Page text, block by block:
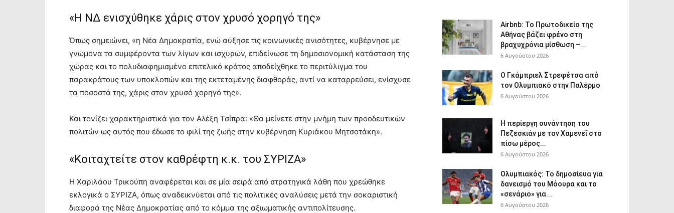
«Η ΝΔ ενισχύθηκε χάρις στον χρυσό χορηγό της»
Όπως σημειώνει, «η Νέα Δημοκρατία, ενώ αύξησε τις κοινωνικές ανισότητες, κυβέρνησε με
γνώμονα τα συμφέροντα των λίγων και ισχυρών, επιδείνωσε τη δημοσιονομική κατάσταση της
χώρας και το πολυδιαφημισμένο επιτελικό κράτος αποδείχθηκε το περιτύλιγμα του
παρακράτους των υποκλοπών και της εκτεταμένης διαφθοράς, αντί να καταρρεύσει, ενίσχυσε
τα ποσοστά της, χάρις στον χρυσό χορηγό της».
Και τονίζει χαρακτηριστικά για τον Αλέξη Τσίπρα: «Θα μείνετε στην μνήμη των προοδευτικών
πολιτών ως αυτός που έδωσε το φιλί της ζωής στην κυβέρνηση Κυριάκου Μητσοτάκη».
«Κοιταχτείτε στον καθρέφτη κ.κ. του ΣΥΡΙΖΑ»
Η Χαριλάου Τρικούπη αναφέρεται και σε μία σειρά από στρατηγικά λάθη που χρεώθηκε
εκλογικά ο ΣΥΡΙΖΑ, όπως αναδεικνύεται από τις πολιτικές αναλύσεις μετά την σοκαριστική
διαφορά της Νέας Δημοκρατίας από το κόμμα της αξιωματικής αντιπολίτευσης.
Airbnb: Το Πρωτοδικείο της
Αθήνας βάζει φρένο στη
βραχυχρόνια μίσθωση –...
6 Αυγούστου 2026
Ο Γκάμπριελ Στρεφέτσα από
τον Ολυμπιακό στην Παλέρμο
6 Αυγούστου 2026
Η περίεργη συνάντηση του
Πεζεσκιάν με τον Χαμενεΐ στο
πίσω μέρος...
6 Αυγούστου 2026
Ολυμπιακός: Το δημοσίευα για
δανεισμό του Μόουρα και το
«σενάριο» για...
6 Αυγούστου 2026